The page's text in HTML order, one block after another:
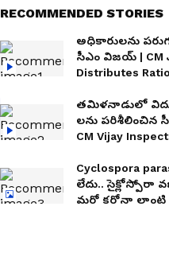
RECOMMENDED STORIES
అధికారులను
సీఎం విజయ్ | CM
Distributes
తమిళనాడులో
లను పరిశీలించిన
CM Vijay
Cyclospora
లేదు.. సైక్లోస్పోరా
మరో కరోనా లాంటి